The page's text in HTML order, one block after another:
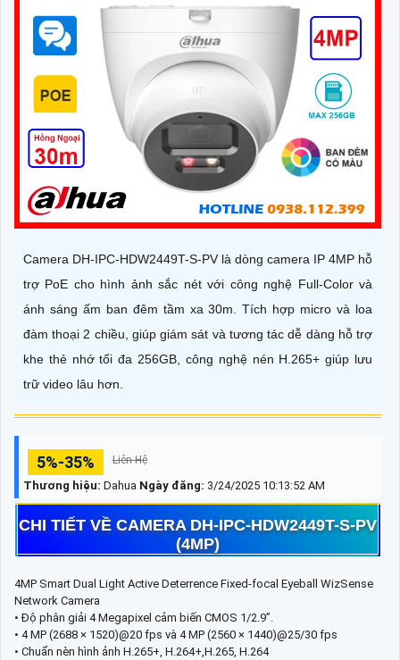
Camera DH-IPC-HDW2449T-S-PV là dòng camera IP 4MP hỗ
trợ PoE cho hình ảnh sắc nét với công nghệ Full-Color và
ánh sáng ấm ban đêm tầm xa 30m. Tích hợp micro và loa
đàm thoại 2 chiều, giúp giám sát và tương tác dễ dàng hỗ trợ
khe thẻ nhớ tối đa 256GB, công nghệ nén H.265+ giúp lưu
trữ video lâu hơn.
5%-35% Liên Hệ
Thương hiệu: Dahua Ngày đăng: 3/24/2025 10:13:52 AM
CHI TIẾT VỀ CAMERA DH-IPC-HDW2449T-S-PV
(4MP)
4MP Smart Dual Light Active Deterrence Fixed-focal Eyeball WizSense
Network Camera
• Độ phân giải 4 Megapixel cảm biến CMOS 1/2.9”.
• 4 MP (2688 × 1520)@20 fps và 4 MP (2560 × 1440)@25/30 fps
• Chuẩn nèn hình ảnh H.265+, H.264+,H.265, H.264